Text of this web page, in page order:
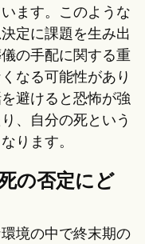
ます。このような
定に課題を生み出
の手配に関する重
なる可能性があり
避けると恐怖が強
、自分の死という
ります。
の否定にど
境の中で終末期の